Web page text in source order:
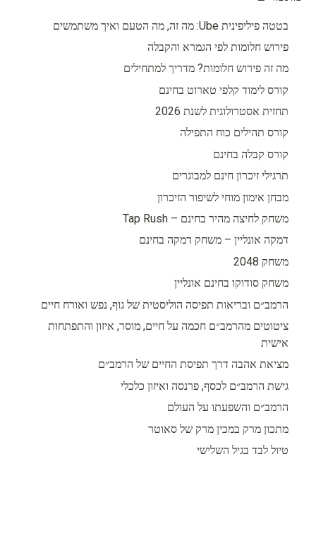
בטטה פיליפינית Ube: מה זה, מה הטעם ואיך משתמשים
פירוש חלומות לפי הגמרא והקבלה
מה זה פירוש חלומות? מדריך למתחילים
קורס לימוד קלפי טארוט בחינם
תחזית אסטרולוגית לשנת 2026
קורס תהילים כוח התפילה
קורס קבלה בחינם
תרגילי זיכרון חינם למבוגרים
מבחן אימון מוחי לשיפור הזיכרון
משחק לחיצה מהיר בחינם – Tap Rush
דמקה אונליין – משחק דמקה בחינם
משחק 2048
משחק סודוקו בחינם אונליין
הרמב״ם ובריאות תפיסה הוליסטית של גוף, נפש ואורח חיים
ציטוטים מהרמב״ם חכמה על חיים, מוסר, איזון והתפתחות
אישית
מציאת אהבה דרך תפיסת החיים של הרמב״ם
גישת הרמב״ם לכסף, פרנסה ואיזון כלכלי
הרמב״ם והשפעתו על העולם
מתכון מרק במכין מרק של סאוטר
טיול לבד בגיל השלישי